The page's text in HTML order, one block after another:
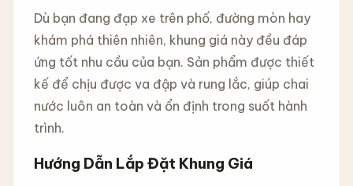
Dù bạn đang đạp xe trên phố, đường mòn hay
khám phá thiên nhiên, khung giá này đều đáp
ứng tốt nhu cầu của bạn. Sản phẩm được thiết
kế để chịu được va đập và rung lắc, giúp chai
nước luôn an toàn và ổn định trong suốt hành
trình.
Hướng Dẫn Lắp Đặt Khung Giá